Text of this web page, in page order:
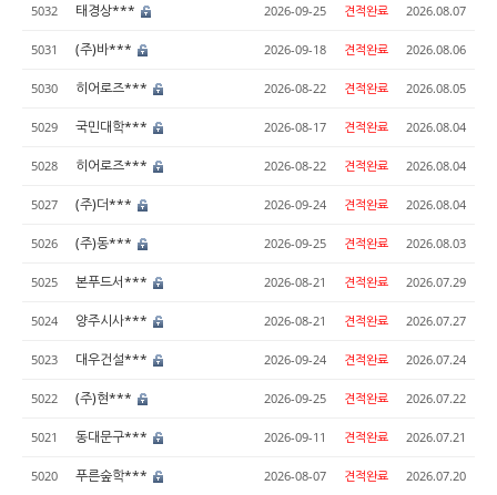
5032 태경상*** 2026-09-25 견적완료 2026.08.07
5031 (주)바*** 2026-09-18 견적완료 2026.08.06
5030 히어로즈*** 2026-08-22 견적완료 2026.08.05
5029 국민대학*** 2026-08-17 견적완료 2026.08.04
5028 히어로즈*** 2026-08-22 견적완료 2026.08.04
5027 (주)더*** 2026-09-24 견적완료 2026.08.04
5026 (주)동*** 2026-09-25 견적완료 2026.08.03
5025 본푸드서*** 2026-08-21 견적완료 2026.07.29
5024 양주시사*** 2026-08-21 견적완료 2026.07.27
5023 대우건설*** 2026-09-24 견적완료 2026.07.24
5022 (주)현*** 2026-09-25 견적완료 2026.07.22
5021 동대문구*** 2026-09-11 견적완료 2026.07.21
5020 푸른숲학*** 2026-08-07 견적완료 2026.07.20